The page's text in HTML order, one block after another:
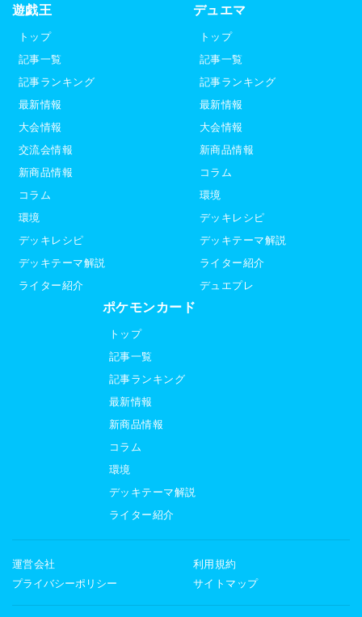
遊戯王
トップ
記事一覧
記事ランキング
最新情報
大会情報
交流会情報
新商品情報
コラム
環境
デッキレシピ
デッキテーマ解説
ライター紹介
デュエマ
トップ
記事一覧
記事ランキング
最新情報
大会情報
新商品情報
コラム
環境
デッキレシピ
デッキテーマ解説
ライター紹介
デュエプレ
ポケモンカード
トップ
記事一覧
記事ランキング
最新情報
新商品情報
コラム
環境
デッキテーマ解説
ライター紹介
運営会社
利用規約
プライバシーポリシー
サイトマップ